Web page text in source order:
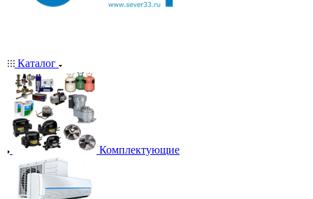
Каталог
Комплектующие